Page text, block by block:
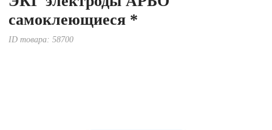
самоклеющиеся *
ID товара:58700